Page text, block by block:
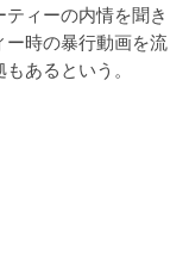
ィーの内情を聞き
ー時の暴行動画を流
あるという。